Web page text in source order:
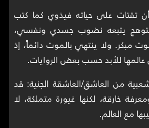
تقتات على حياته فيذوي كما كتب
يتبعه نضوب جسدي ونفسي،
مبكر. ولا ينتهي بالموت دائماً، إذ
للأبد حسب بعض الروايات.
من العاشق/العاشقة الجنية: قد
خارقة، لكنها غيورة متملكة، لا
مع العالم.